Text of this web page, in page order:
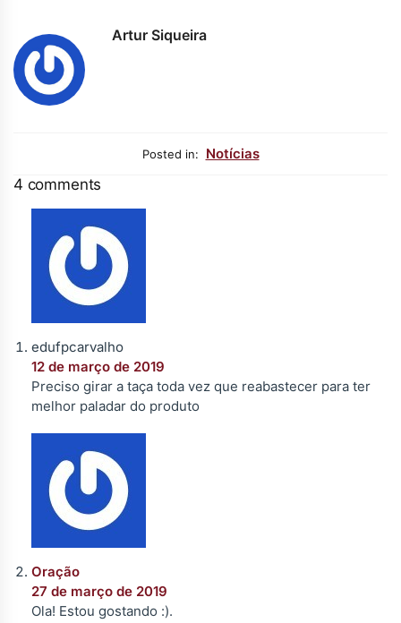
Artur Siqueira
Posted in: Notícias
4 comments
edufpcarvalho
12 de março de 2019
Preciso girar a taça toda vez que reabastecer para ter
melhor paladar do produto
Oração
27 de março de 2019
Ola! Estou gostando :).